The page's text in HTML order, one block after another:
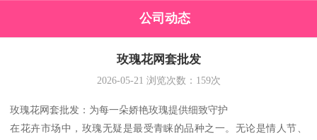
公司动态
玫瑰花网套批发
2026-05-21 浏览次数： 159次
玫瑰花网套批发：为每一朵娇艳玫瑰提供细致守护
在花卉市场中，玫瑰无疑是最受青睐的品种之一。无论是情人节、